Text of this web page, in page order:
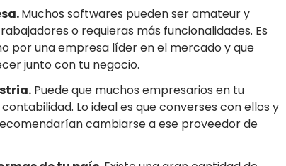
Muchos softwares pueden ser amateur y
o requieras más funcionalidades. Es
por una empresa líder en el mercado y que
junto con tu negocio.
Puede que muchos empresarios en tu
Lo ideal es que converses con ellos y
cambiarse a ese proveedor de